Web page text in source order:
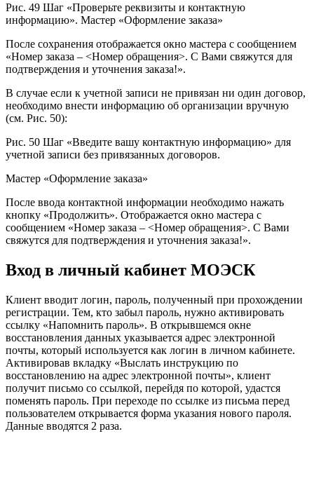
Рис. 49 Шаг «Проверьте реквизиты и контактную
информацию». Мастер «Оформление заказа»
После сохранения отображается окно мастера с сообщением
«Номер заказа – <Номер обращения>. С Вами свяжутся для
подтверждения и уточнения заказа!».
В случае если к учетной записи не привязан ни один договор,
необходимо внести информацию об организации вручную
(см. Рис. 50):
Рис. 50 Шаг «Введите вашу контактную информацию» для
учетной записи без привязанных договоров.
Мастер «Оформление заказа»
После ввода контактной информации необходимо нажать
кнопку «Продолжить». Отображается окно мастера с
сообщением «Номер заказа – <Номер обращения>. С Вами
свяжутся для подтверждения и уточнения заказа!».
Вход в личный кабинет МОЭСК
Клиент вводит логин, пароль, полученный при прохождении
регистрации. Тем, кто забыл пароль, нужно активировать
ссылку «Напомнить пароль». В открывшемся окне
восстановления данных указывается адрес электронной
почты, который используется как логин в личном кабинете.
Активировав вкладку «Выслать инструкцию по
восстановлению на адрес электронной почты», клиент
получит письмо со ссылкой, перейдя по которой, удастся
поменять пароль. При переходе по ссылке из письма перед
пользователем открывается форма указания нового пароля.
Данные вводятся 2 раза.